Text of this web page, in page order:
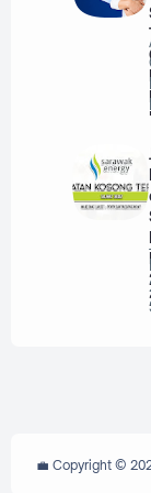
💼 Copyright ©